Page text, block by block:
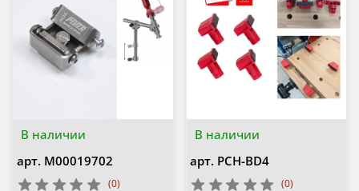
В наличии
арт. М00019702
(0)
В наличии
арт. PCH-BD4
(0)